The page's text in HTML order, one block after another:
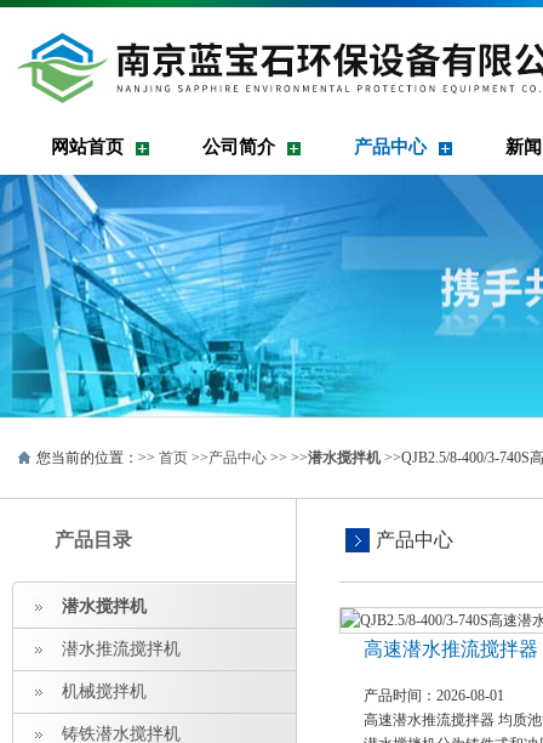
网站首页 公司简介 产品中心 新
您当前的位置：>> 首页 >>产品中心 >> >>潜水搅拌机>>QJB2.5/8-400/3-740S
产品目录
潜水搅拌机
潜水推流搅拌机
机械搅拌机
铸铁潜水搅拌机
产品中心
高速潜水推流搅拌
产品时间：2026-08-01
高速潜水推流搅拌器 均质